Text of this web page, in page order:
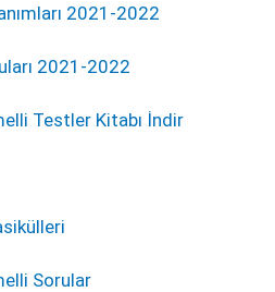
2021-2022
2021-2022
Testler Kitabı İndir
Sorular